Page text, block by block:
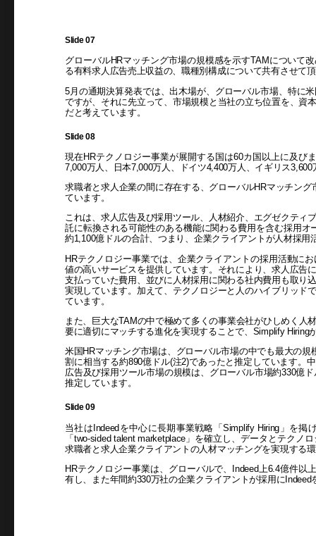
Slide 07
グローバルHRマッチング市場の規模感を示すTAMについて
る有料求人広告売上収益の、職種別構成について共有させて
5月の通期決算発表では、出木場が、グローバル市場、特に
ですが、それに先立って、市場規模と当社の立ち位置を、資
だと考えています。
Slide 08
現在HRテクノロジー事業が展開する国は60カ国以上に及び
7,000万人、日本7,000万人、ドイツ4,400万人、イギリス
求職者と求人企業の間に存在する、グローバルHRマッチン
ています。
これは、求人広告及び採用ツール、人材紹介、エグゼクティ
託に転換される可能性のある機能に関わる費用を含む採用
約1,100億ドルの合計、つまり、企業クライアントが人材採
HRテクノロジー事業では、企業クライアントの採用活動に
値の高いサービスを提供しています。それにより、求人広告
支払っていた費用、並びに人材採用に関わる社内費用も取り
実現しています。加えて、テクノロジーと人のハイブリッド
ています。
また、巨大なTAMの中で極めて多くの事業会社がひしめく人
要に適切にマッチする進化を実現することで、Simplify Hiring
米国HRマッチング市場は、グローバル市場の中でも最大の
割に相当する約890億ドル(注2)であったと推定しています。
広告及び採用ツール市場の規模は、グローバル市場約330億
推定しています。
Slide 09
当社はIndeedを中心に長期事業戦略「Simplify Hiring」を
「two-sided talent marketplace」を確立し、データとテクノ
求職者と求人企業クライアントの人材マッチングを実現する
HRテクノロジー事業は、グローバルで、Indeed上6.4億件以
有し、また年間約330万社の企業クライアントが採用にIndeed